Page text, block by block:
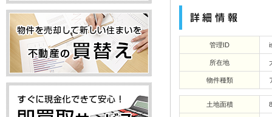
管理ID
所在地
物件種類
土地面積